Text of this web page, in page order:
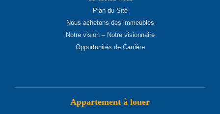
Plan du Site
Nous achetons des immeubles
Notre vision – Notre visionnaire
Opportunités de Carrière
Appartement à louer